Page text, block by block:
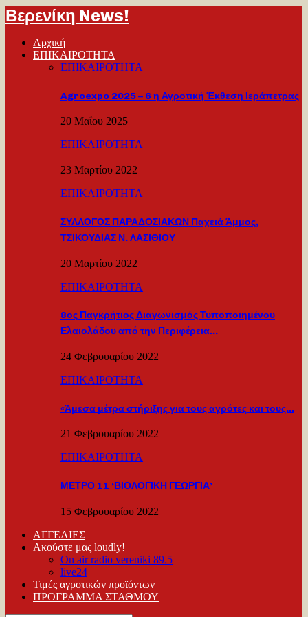
Βερενίκη News!
Αρχική
ΕΠΙΚΑΙΡΟΤΗΤΑ
ΕΠΙΚΑΙΡΟΤΗΤΑ
Agroexpo 2025 – 6 η Αγροτική Έκθεση Ιεράπετρας
20 Μαΐου 2025
ΕΠΙΚΑΙΡΟΤΗΤΑ
23 Μαρτίου 2022
ΕΠΙΚΑΙΡΟΤΗΤΑ
ΣΥΛΛΟΓΟΣ ΠΑΡΑΔΟΣΙΑΚΩΝ Παχειά Άμμος,
ΤΣΙΚΟΥΔΙΑΣ Ν. ΛΑΣΙΘΙΟΥ
20 Μαρτίου 2022
ΕΠΙΚΑΙΡΟΤΗΤΑ
8ος Παγκρήτιος Διαγωνισμός Τυποποιημένου
Ελαιολάδου από την Περιφέρεια…
24 Φεβρουαρίου 2022
ΕΠΙΚΑΙΡΟΤΗΤΑ
«Άμεσα μέτρα στήριξης για τους αγρότες και τους…
21 Φεβρουαρίου 2022
ΕΠΙΚΑΙΡΟΤΗΤΑ
ΜΕΤΡΟ 11 ‘ΒΙΟΛΟΓΙΚΗ ΓΕΩΡΓΙΑ’
15 Φεβρουαρίου 2022
ΑΓΓΕΛΙΕΣ
Ακούστε μας loudly!
On air radio vereniki 89.5
live24
Τιμές αγροτικών προϊόντων
ΠΡΟΓΡΑΜΜΑ ΣΤΑΘΜΟΥ